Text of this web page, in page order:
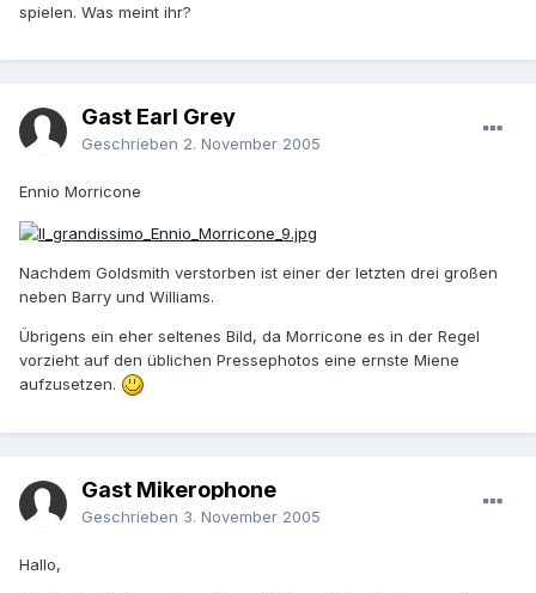
spielen. Was meint ihr?
Gast Earl Grey
Geschrieben 2. November 2005
Ennio Morricone
Nachdem Goldsmith verstorben ist einer der letzten drei großen
neben Barry und Williams.
Übrigens ein eher seltenes Bild, da Morricone es in der Regel
vorzieht auf den üblichen Pressephotos eine ernste Miene
aufzusetzen.
Gast Mikerophone
Geschrieben 3. November 2005
Hallo,